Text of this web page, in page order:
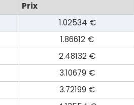
Prix
1.02534 €
1.86612 €
2.48132 €
3.10679 €
3.72199 €